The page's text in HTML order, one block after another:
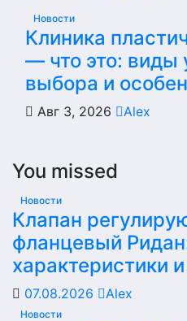
Новости
Клиника
— что это: виды
выбора и
Авг 3, 2026 Alex
You missed
Новости
Клапан
фланцевый
характеристики
07.08.2026 Alex
Новости